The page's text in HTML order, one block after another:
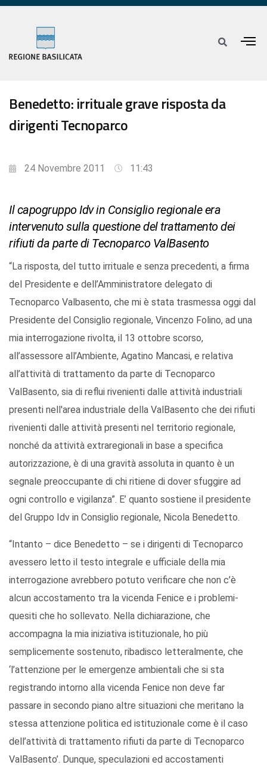
Benedetto: irrituale grave risposta da
dirigenti Tecnoparco
24 Novembre 2011 11:43
Il capogruppo Idv in Consiglio regionale era
intervenuto sulla questione del trattamento dei
rifiuti da parte di Tecnoparco ValBasento
“La risposta, del tutto irrituale e senza precedenti, a firma
del Presidente e dell’Amministratore delegato di
Tecnoparco Valbasento, che mi è stata trasmessa oggi dal
Presidente del Consiglio regionale, Vincenzo Folino, ad una
mia interrogazione rivolta, il 13 ottobre scorso,
all’assessore all’Ambiente, Agatino Mancasi, e relativa
all’attività di trattamento da parte di Tecnoparco
ValBasento, sia di reflui rivenienti dalle attività industriali
presenti nell'area industriale della ValBasento che dei rifiuti
rivenienti dalle attività presenti nel territorio regionale,
nonché da attività extraregionali in base a specifica
autorizzazione, è di una gravità assoluta in quanto è un
segnale preoccupante di chi ritiene di dover sfuggire ad
ogni controllo e vigilanza”. E’ quanto sostiene il presidente
del Gruppo Idv in Consiglio regionale, Nicola Benedetto.
“Intanto – dice Benedetto – se i dirigenti di Tecnoparco
avessero letto il testo integrale e ufficiale della mia
interrogazione avrebbero potuto verificare che non c’è
alcun accostamento tra la vicenda Fenice e i problemi-
quesiti che ho sollevato. Nella dichiarazione, che
accompagna la mia iniziativa istituzionale, ho più
semplicemente sostenuto, ribadisco letteralmente, che
‘l’attenzione per le emergenze ambientali che si sta
registrando intorno alla vicenda Fenice non deve far
passare in secondo piano altre situazioni che meritano la
stessa attenzione politica ed istituzionale come è il caso
dell’attività di trattamento rifiuti da parte di Tecnoparco
ValBasento’. Dunque, speculazioni ed accostamenti